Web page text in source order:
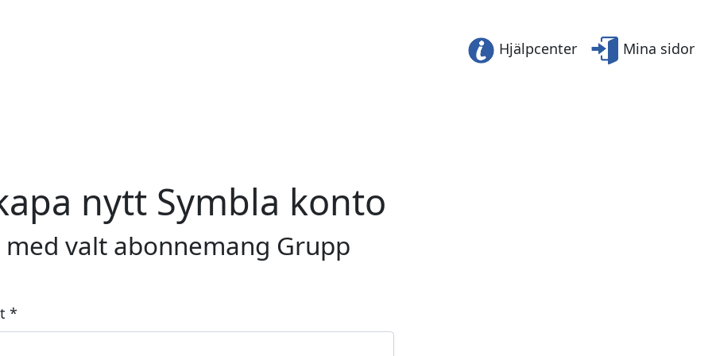
Hjälpcenter Mina sidor
nytt Symbla konto
med valt abonnemang Grupp
*